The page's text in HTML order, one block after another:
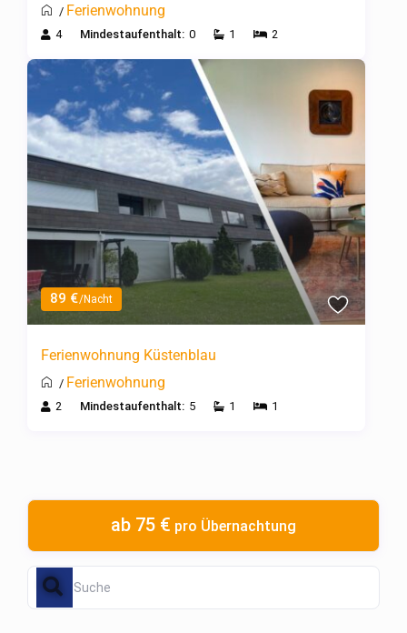
/ Ferienwohnung
4 Mindestaufenthalt: 0 1 2
89 €/Nacht
Ferienwohnung Küstenblau
/ Ferienwohnung
2 Mindestaufenthalt: 5 1 1
ab 75 € pro Übernachtung